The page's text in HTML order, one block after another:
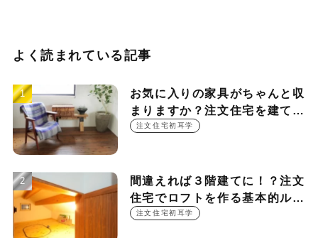
よく読まれている記事
お気に入りの家具がちゃんと収
まりますか？注文住宅を建てる
時に押さえておきたい設計ポイ
注文住宅初耳学
間違えれば３階建てに！？注文
住宅でロフトを作る基本的ルー
ル注文住宅初耳学